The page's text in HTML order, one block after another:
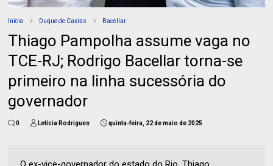
Início Duque de Caxias Bacellar
Thiago Pampolha assume vaga no
TCE-RJ; Rodrigo Bacellar torna-se
primeiro na linha sucessória do
governador
0 Letícia Rodrigues quinta-feira, 22 de maio de 2025